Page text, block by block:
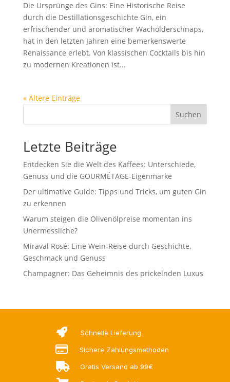
Die Ursprünge des Gins: Eine Historische Reise
durch die Destillationsgeschichte Gin, ein
erfrischender und aromatischer Wacholderschnaps,
hat in den letzten Jahren eine bemerkenswerte
Renaissance erlebt. Von klassischen Cocktails bis hin
zu modernen Kreationen ist...
« Ältere Einträge
Suchen
Letzte Beiträge
Entdecken Sie die Welt des Kaffees: Unterschiede,
Genuss und die GOURMÉTAGE-Eigenmarke
Der ultimative Guide: Tipps und Tricks, um guten Gin
zu erkennen
Warum steigen die Olivenölpreise momentan ins
Unermessliche?
Miraval Rosé: Eine Wein-Reise durch Geschichte,
Geschmack und Genuss
Champagner: Das Geheimnis des prickelnden Luxus
 Schnelle Lieferung
 Sichere Zahlungsmethoden
 Gratis Versand ab 99€